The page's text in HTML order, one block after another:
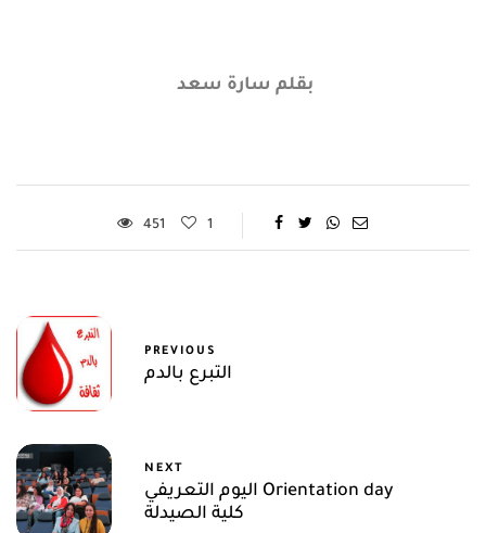
بقلم سارة سعد
451 1
PREVIOUS
التبرع بالدم
NEXT
اليوم التعريفي Orientation day
كلية الصيدلة